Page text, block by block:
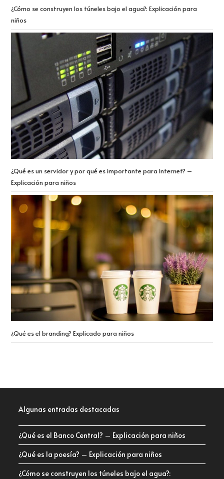
¿Cómo se construyen los túneles bajo el agua?: Explicación para
niños
¿Qué es un servidor y por qué es importante para Internet? –
Explicación para niños
¿Qué es el branding? Explicado para niños
Algunas entradas destacadas
¿Qué es el Banco Central? – Explicación para niños
¿Qué es la poesía? – Explicación para niños
¿Cómo se construyen los túneles bajo el agua?: